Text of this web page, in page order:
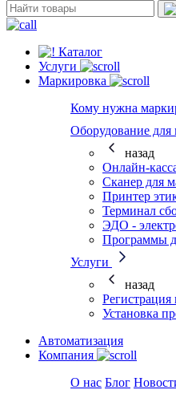
Каталог
Услуги
Маркировка
Кому нужна
Оборудование для
назад
Онлайн-
Сканер для
Принтер
Терминал
ЭДО -
Программы
Услуги
назад
Регистрация
Установка
Автоматизация
Компания
О нас Блог